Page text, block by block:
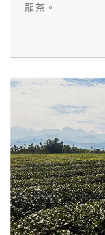
龍茶。